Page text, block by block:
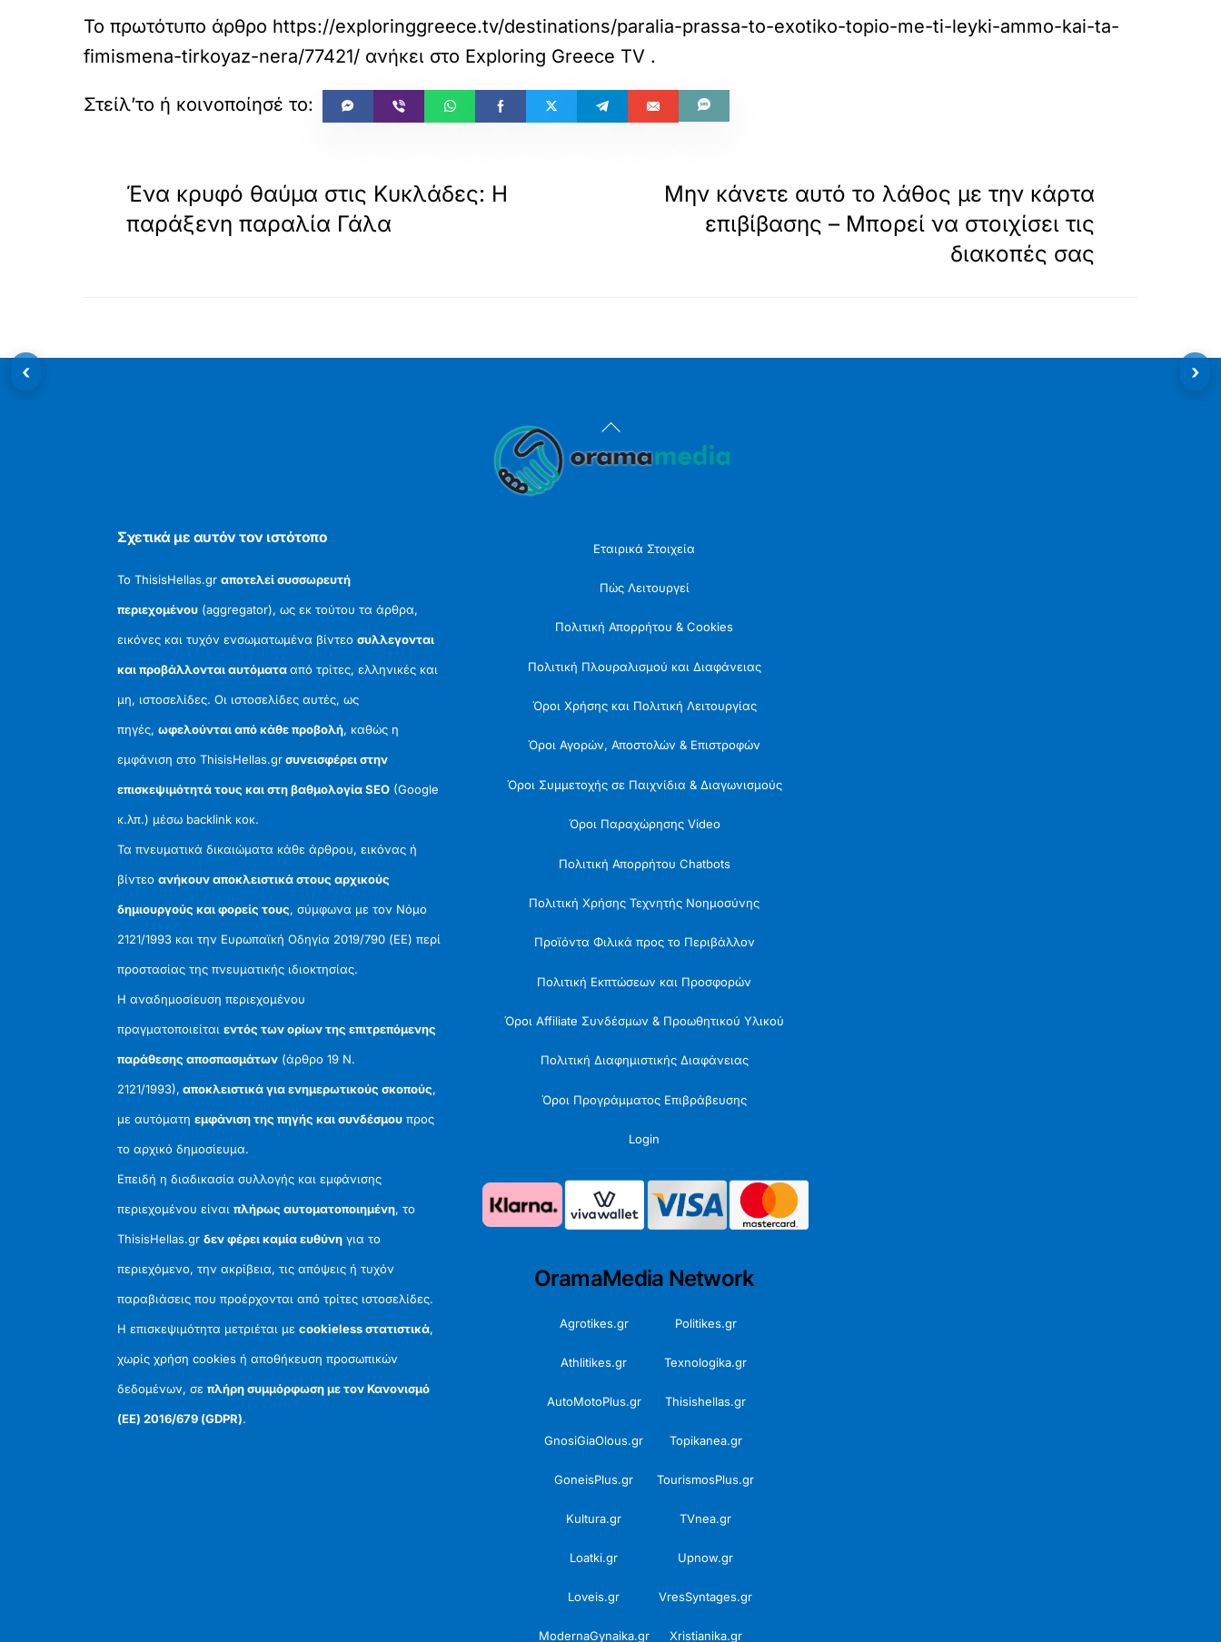
Το πρωτότυπο άρθρο https://exploringgreece.tv/destinations/paralia-prassa-to-exotiko-topio-me-ti-leyki-ammo-kai-ta-
fimismena-tirkoyaz-nera/77421/ ανήκει στο Exploring Greece TV .
Ένα κρυφό θαύμα στις Κυκλάδες: Η
παράξενη παραλία Γάλα
Μην κάνετε αυτό το λάθος με την κάρτα
επιβίβασης – Μπορεί να στοιχίσει τις
διακοπές σας
Back
To
Σχετικά με αυτόν τον ιστότοπο
Το ThisisHellas.grαποτελεί συσσωρευτή
περιεχομένου (aggregator), ως εκ τούτου τα άρθρα,
εικόνες και τυχόν ενσωματωμένα βίντεοσυλλεγονται
και προβάλλονται αυτόματααπό τρίτες, ελληνικές και
μη, ιστοσελίδες. Οι ιστοσελίδες αυτές, ως
πηγές,ωφελούνται από κάθε προβολή, καθώς η
εμφάνιση στο ThisisHellas.grσυνεισφέρει στην
επισκεψιμότητά τους και στη βαθμολογία SEO (Google
κ.λπ.) μέσω backlink κοκ.
Τα πνευματικά δικαιώματα κάθε άρθρου, εικόνας ή
βίντεοανήκουν αποκλειστικά στους αρχικούς
δημιουργούς και φορείς τους, σύμφωνα με τον Νόμο
2121/1993 και την Ευρωπαϊκή Οδηγία 2019/790 (ΕΕ) περί
προστασίας της πνευματικής ιδιοκτησίας.
Η αναδημοσίευση περιεχομένου
πραγματοποιείταιεντός των ορίων της επιτρεπόμενης
παράθεσης αποσπασμάτων (άρθρο 19 Ν.
2121/1993), αποκλειστικά για ενημερωτικούς σκοπούς,
με αυτόματηεμφάνιση της πηγής και συνδέσμου προς
το αρχικό δημοσίευμα.
Επειδή η διαδικασία συλλογής και εμφάνισης
περιεχομένου είναιπλήρως αυτοματοποιημένη, το
ThisisHellas.grδεν φέρει καμία ευθύνη για το
περιεχόμενο, την ακρίβεια, τις απόψεις ή τυχόν
παραβιάσεις που προέρχονται από τρίτες ιστοσελίδες.
Η επισκεψιμότητα μετριέται μεcookieless στατιστικά,
χωρίς χρήση cookies ή αποθήκευση προσωπικών
δεδομένων, σεπλήρη συμμόρφωση με τον Κανονισμό
(ΕΕ) 2016/679 (GDPR).
Εταιρικά Στοιχεία
Πώς Λειτουργεί
Πολιτική Απορρήτου & Cookies
Πολιτική Πλουραλισμού και Διαφάνειας
Όροι Χρήσης και Πολιτική Λειτουργίας
Όροι Αγορών, Αποστολών & Επιστροφών
Όροι Συμμετοχής σε Παιχνίδια & Διαγωνισμούς
Όροι Παραχώρησης Video
Πολιτική Απορρήτου Chatbots
Πολιτική Χρήσης Τεχνητής Νοημοσύνης
Προϊόντα Φιλικά προς το Περιβάλλον
Πολιτική Εκπτώσεων και Προσφορών
Όροι Affiliate Συνδέσμων & Προωθητικού Υλικού
Πολιτική Διαφημιστικής Διαφάνειας
Όροι Προγράμματος Επιβράβευσης
Login
OramaMedia Network
Agrotikes.gr Politikes.gr
Athlitikes.gr Texnologika.gr
AutoMotoPlus.gr Thisishellas.gr
GnosiGiaOlous.gr Topikanea.gr
GoneisPlus.gr TourismosPlus.gr
Kultura.gr TVnea.gr
Loatki.gr Upnow.gr
Loveis.gr VresSyntages.gr
ModernaGynaika.gr Xristianika.gr
‹ ›